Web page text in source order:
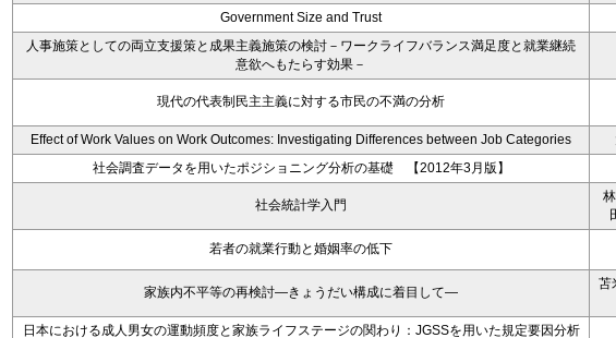
Government Size and Trust
人事施策としての両立支援策と成果主義施策の検討－ワークライフバランス満足度と就業継続
意欲へもたらす効果－
現代の代表制民主主義に対する市民の不満の分析
Effect of Work Values on Work Outcomes: Investigating Differences between Job Categories
社会調査データを用いたポジショニング分析の基礎 【2012年3月版】
社会統計学入門
若者の就業行動と婚姻率の低下
家族内不平等の再検討―きょうだい構成に着目して―
苫
日本における成人男女の運動頻度と家族ライフステージの関わり：JGSSを用いた規定要因分析